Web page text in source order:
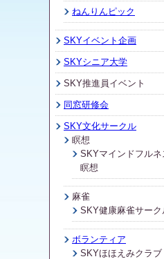
ねんりんピック
SKYイベント企画
SKYシニア大学
SKY推進員イベント
同窓研修会
SKY文化サークル
瞑想
SKYマインドフルネ
瞑想
麻雀
SKY健康麻雀サーク
ボランティア
SKYほほえみクラブ